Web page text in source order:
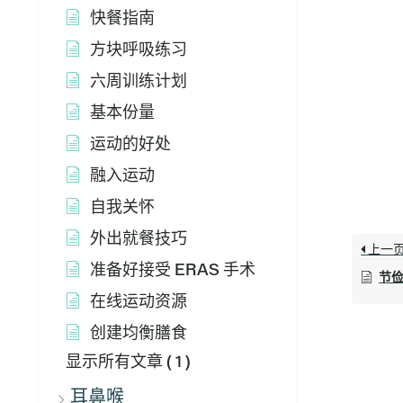
快餐指南
方块呼吸练习
六周训练计划
基本份量
运动的好处
融入运动
自我关怀
外出就餐技巧
准备好接受 ERAS 手术
在线运动资源
创建均衡膳食
显示所有文章 ( 1 )
耳鼻喉
上一
节